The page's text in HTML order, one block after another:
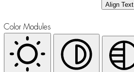
Align Text
Color Modules